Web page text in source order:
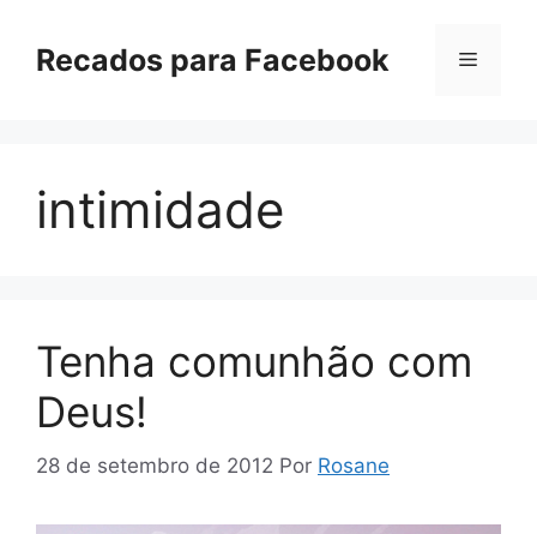
paraRecados para Facebook Menu
intimidade
Tenha comunhão com
Deus!
28 de setembro de 2012 Por Rosane